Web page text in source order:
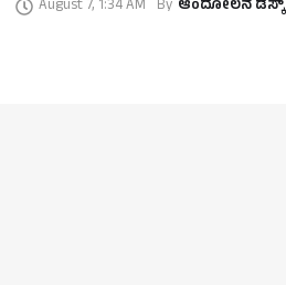
August 7, 1:34 AM By ಆಂದೋಲನ ಡೆಸ್ಕ್